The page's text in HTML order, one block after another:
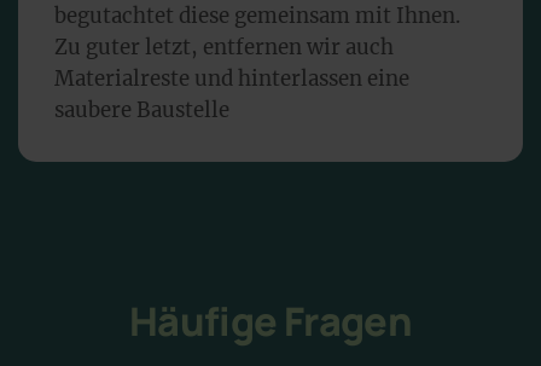
begutachtet diese gemeinsam mit Ihnen.
Zu guter letzt, entfernen wir auch
Materialreste und hinterlassen eine
saubere Baustelle
Häufige Fragen